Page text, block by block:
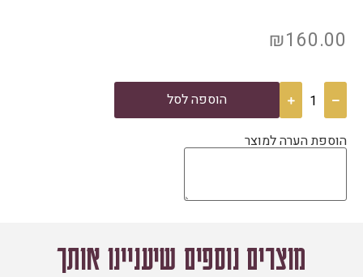
₪160.00
הוספה לסל
הוספת הערה למוצר
מוצרים נוספים שיעניינו אותך